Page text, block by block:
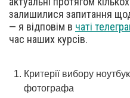
залишилися запитання
— я відповім в чаті
час наших курсів.
Критерії вибору
фотографа